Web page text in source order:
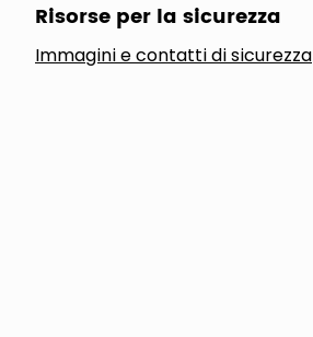
Risorse per la sicurezza
Immagini e contatti di sicurezza